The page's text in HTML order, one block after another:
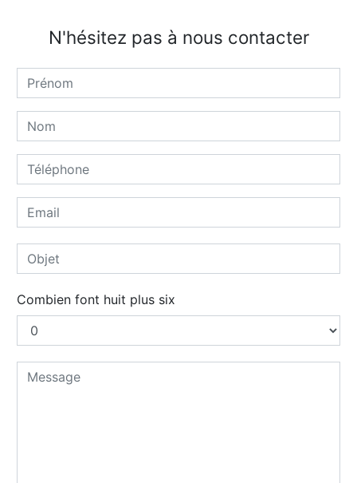
N'hésitez pas à nous contacter
Combien font huit plus six